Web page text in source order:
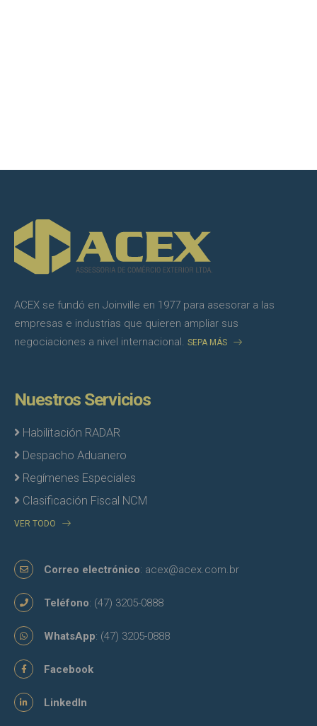
ACEX se fundó en Joinville en 1977 para asesorar a las
empresas e industrias que quieren ampliar sus
negociaciones a nivel internacional. SEPA MÁS
Nuestros Servicios
Habilitación RADAR
Despacho Aduanero
Regímenes Especiales
Clasificación Fiscal NCM
VER TODO
Correo electrónico: acex@acex.com.br
Teléfono: (47) 3205-0888
WhatsApp: (47) 3205-0888
Facebook
LinkedIn